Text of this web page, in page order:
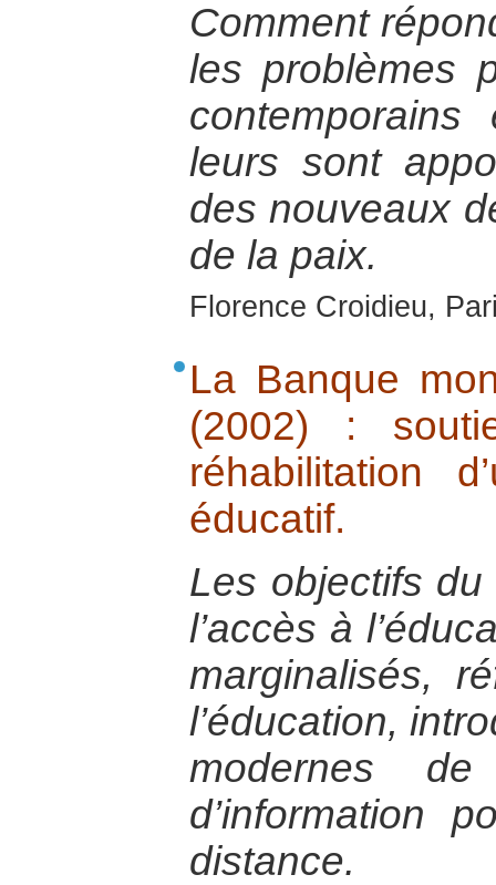
Comment
les problèmes
leurs sont
des nouveaux
de la paix.
Florence Croidieu,
La Banque
(2002) :
réhabilitation
éducatif.
Les objectifs
l’accès à
marginalisés,
l’éducation,
modernes
d’information
distance.